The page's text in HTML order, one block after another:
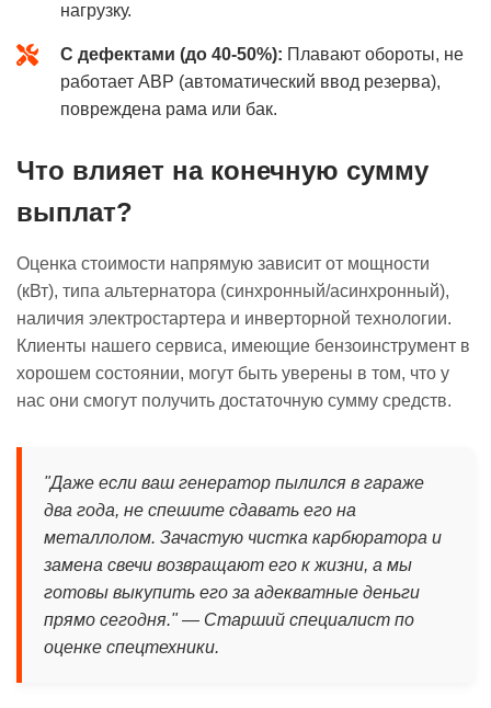
нагрузку.
С дефектами (до 40-50%): Плавают обороты, не
работает АВР (автоматический ввод резерва),
повреждена рама или бак.
Что влияет на конечную сумму
выплат?
Оценка стоимости напрямую зависит от мощности
(кВт), типа альтернатора (синхронный/асинхронный),
наличия электростартера и инверторной технологии.
Клиенты нашего сервиса, имеющие бензоинструмент в
хорошем состоянии, могут быть уверены в том, что у
нас они смогут получить достаточную сумму средств.
"Даже если ваш генератор пылился в гараже
два года, не спешите сдавать его на
металлолом. Зачастую чистка карбюратора и
замена свечи возвращают его к жизни, а мы
готовы выкупить его за адекватные деньги
прямо сегодня." — Старший специалист по
оценке спецтехники.